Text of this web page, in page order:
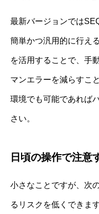
最新バージョンでは
簡単かつ汎用的に行え
を活用することで、手
マンエラーを減らすこ
環境でも可能であれば
さい。
日頃の操作で注意
小さなことですが、次
るリスクを低くできま